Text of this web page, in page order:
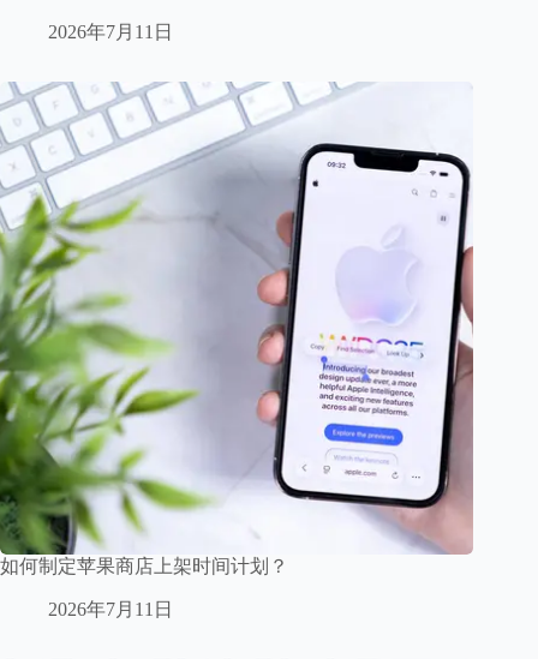
2026年7月11日
如何制定苹果商店上架时间计划？
2026年7月11日